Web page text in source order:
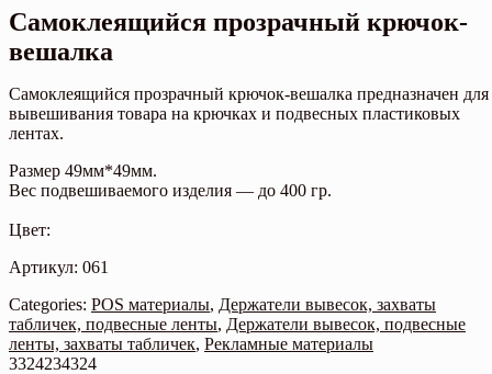
Самоклеящийся прозрачный крючок-
вешалка
Самоклеящийся прозрачный крючок-вешалка предназначен для
вывешивания товара на крючках и подвесных пластиковых
лентах.
Размер 49мм*49мм.
Вес подвешиваемого изделия — до 400 гр.
Цвет:
Артикул: 061
Categories: POS материалы, Держатели вывесок, захваты
табличек, подвесные ленты, Держатели вывесок, подвесные
ленты, захваты табличек, Рекламные материалы
3324234324